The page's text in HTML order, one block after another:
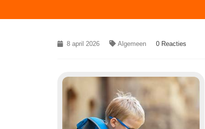
8 april 2026 Algemeen 0 Reacties